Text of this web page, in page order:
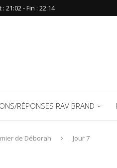
21:02‬ - Fin : ‪22:14‬
RÉPONSES RAV BRAND
de Déborah Jour 7